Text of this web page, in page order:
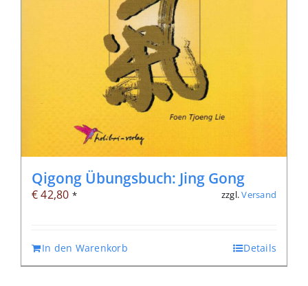
Qigong Übungsbuch: Jing Gong
€42,80 * zzgl.Versand
In den Warenkorb Details